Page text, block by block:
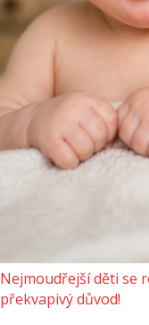
Nejmoudřejší děti se
překvapivý důvod!